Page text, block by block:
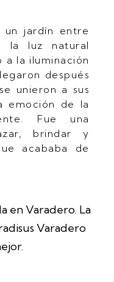
jardín entre
la luz natural
a la iluminación
después
unieron a sus
emoción de la
Fue una
brindar y
acababa de